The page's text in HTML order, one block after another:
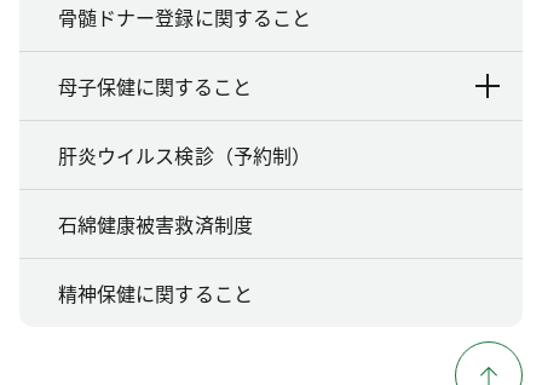
骨髄ドナー登録に関すること
母子保健に関すること
肝炎ウイルス検診（予約制）
石綿健康被害救済制度
精神保健に関すること